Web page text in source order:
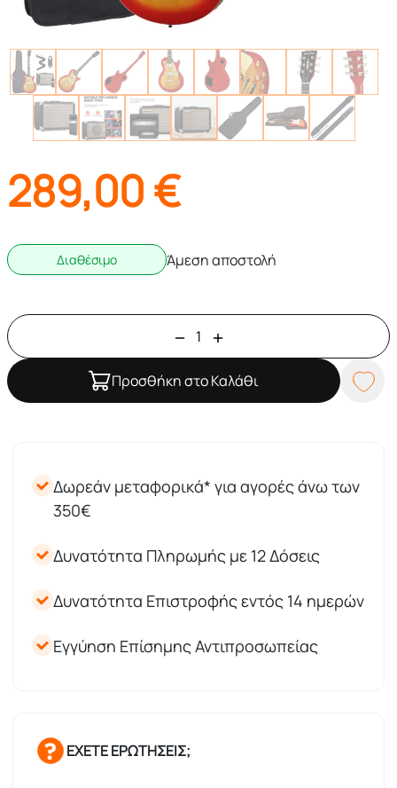
289,00€
Διαθέσιμο Άμεση αποστολή
Προσθήκη στο Καλάθι
Δωρεάν μεταφορικά* για αγορές άνω των
350€
Δυνατότητα Πληρωμής με 12 Δόσεις
Δυνατότητα Επιστροφής εντός 14 ημερών
Εγγύηση Επίσημης Αντιπροσωπείας
ΕΧΕΤΕ ΕΡΩΤΗΣΕΙΣ;